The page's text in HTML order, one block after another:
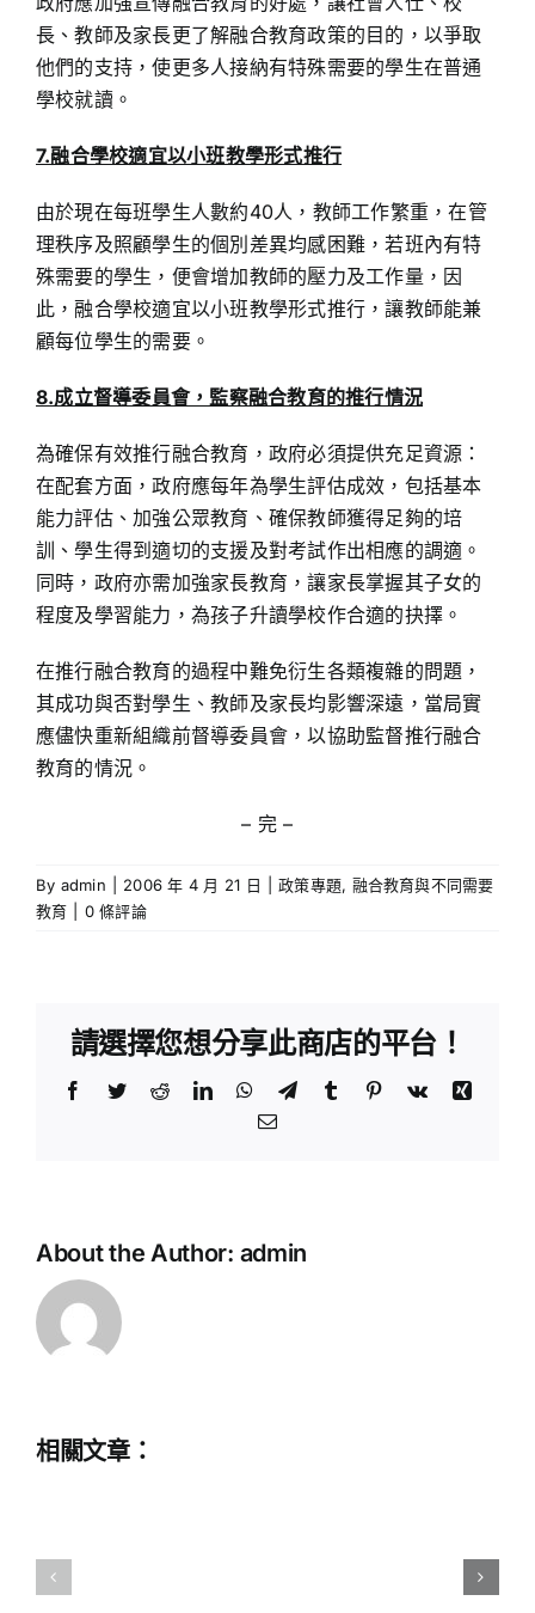
長、教師及家長更了解融合教育政策的目的，以爭取
他們的支持，使更多人接納有特殊需要的學生在普通
學校就讀。
7.融合學校適宜以小班教學形式推行
由於現在每班學生人數約40人，教師工作繁重，在管
理秩序及照顧學生的個別差異均感困難，若班內有特
殊需要的學生，便會增加教師的壓力及工作量，因
此，融合學校適宜以小班教學形式推行，讓教師能兼
顧每位學生的需要。
8.成立督導委員會，監察融合教育的推行情況
為確保有效推行融合教育，政府必須提供充足資源：
在配套方面，政府應每年為學生評估成效，包括基本
能力評估、加強公眾教育、確保教師獲得足夠的培
訓、學生得到適切的支援及對考試作出相應的調適。
同時，政府亦需加強家長教育，讓家長掌握其子女的
程度及學習能力，為孩子升讀學校作合適的抉擇。
在推行融合教育的過程中難免衍生各類複雜的問題，
其成功與否對學生、教師及家長均影響深遠，當局實
應儘快重新組織前督導委員會，以協助監督推行融合
教育的情況。
– 完 –
By admin 2006 年 4 月 21 日 政策專題, 融合教育與不同需要
教育
0 條評論
請選擇您想分享此商店的平台！
Facebook
TwitterRedditLinkedInWhatsApp
TelegramTumblr Pinterest
Vk
Xing
Email:
About the Author: admin
相關文章：中